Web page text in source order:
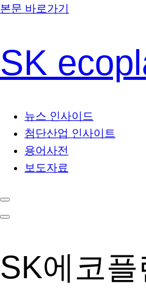
본문 바로가기
SK
뉴스 인사이드
첨단산업 인사이트
용어사전
보도자료
SK에코